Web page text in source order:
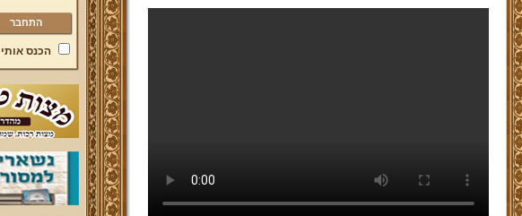
הכנס